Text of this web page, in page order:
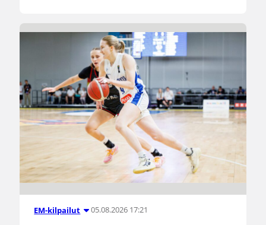
EM-kilpailut 05.08.2026 17:21